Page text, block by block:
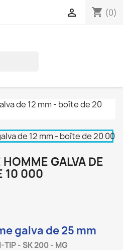
shopping_cart (0)

GALVA DE
10 000
galva de 25 mm
TIP - SK 200 - MG